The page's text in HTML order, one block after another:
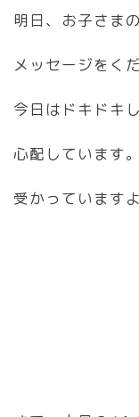
明日、お子さま
メッセージをく
今日はドキドキ
心配しています。
受かっています